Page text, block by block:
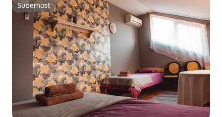
Superhost
Superhost